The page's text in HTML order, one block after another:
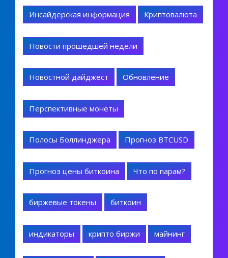
Инсайдерская информация Криптовалюта
Новости прошедшей недели
Новостной дайджест Обновление
Перспективные монеты
Полосы Боллинджера Прогноз BTCUSD
Прогноз цены биткоина Что по парам?
биржевые токены биткоин
индикаторы крипто биржи майнинг